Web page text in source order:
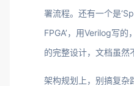
署流程。还有一个是
FPGA’，用Verilog写
的完整设计，文档虽然
架构规划上，别搞复杂